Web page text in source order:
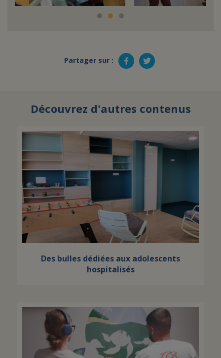
Partager sur :
Découvrez d'autres contenus
Des bulles dédiées aux adolescents
hospitalisés